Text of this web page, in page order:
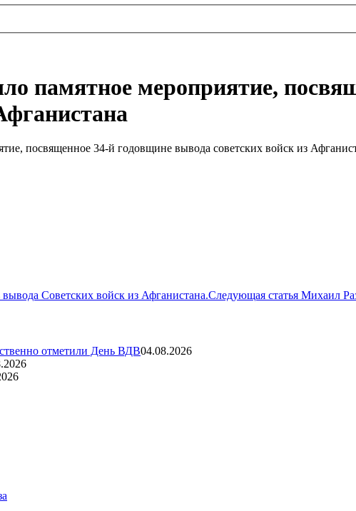
памятное мероприятие,
посвященное 34-й годовщине вывода советских войск из
Советских войск из Афганистана.Следующая статья Михаил
отметили День ВДВ04.08.2026